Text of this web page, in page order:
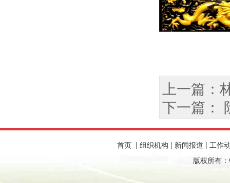
上一篇：
下一篇：
首页 | 组织机构 | 新闻报道 | 工作
版权所有